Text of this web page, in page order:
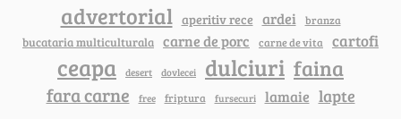
advertorial aperitiv rece ardei branza
bucataria multiculturala carne de porc carne de vita cartofi
ceapa desert dovlecei dulciuri faina
fara carne free friptura fursecuri lamaie lapte